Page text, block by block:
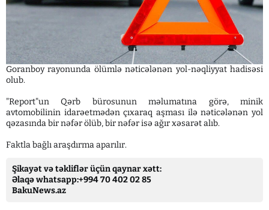
Goranboy rayonunda ölümlə nəticələnən yol-nəqliyyat hadisəsi
olub.
"Report"un Qərb bürosunun məlumatına görə, minik
avtomobilinin idarəetmədən çıxaraq aşması ilə nəticələnən yol
qəzasında bir nəfər ölüb, bir nəfər isə ağır xəsarət alıb.
Faktla bağlı araşdırma aparılır.
Şikayət və təkliflər üçün qaynar xətt:
Əlaqə whatsapp:+994 70 402 02 85
BakuNews.az